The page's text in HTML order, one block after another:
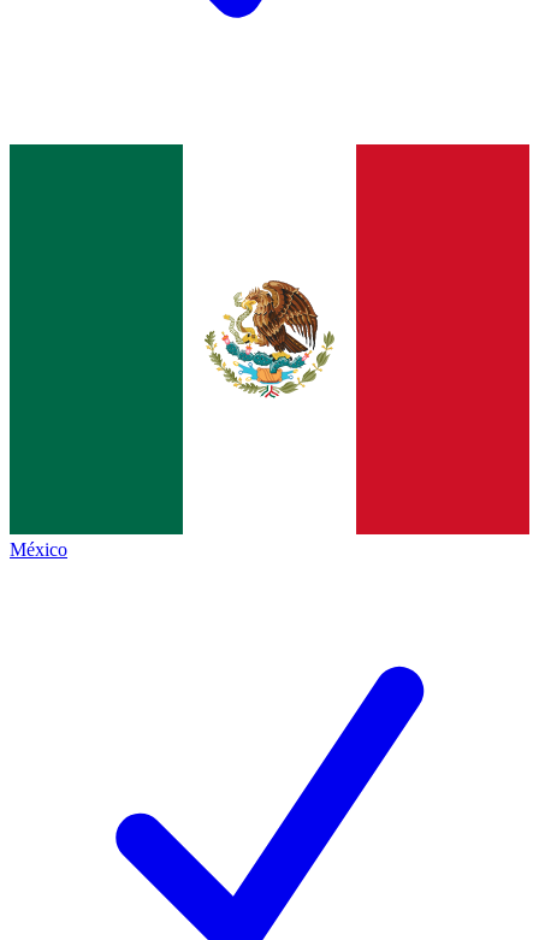
México